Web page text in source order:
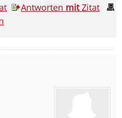
Antworten mitZitat